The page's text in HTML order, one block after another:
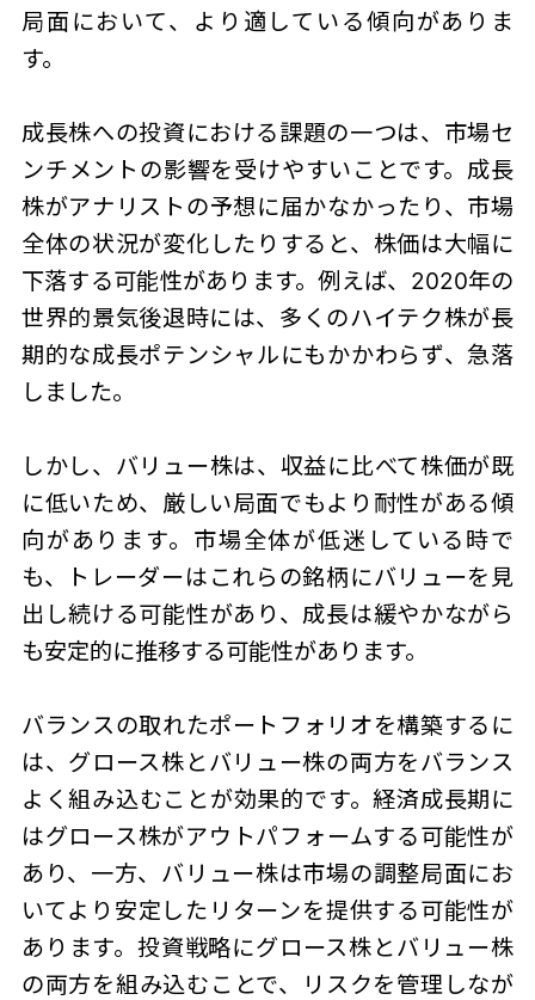
局面において、より適している傾向がありま
す。
成長株への投資における課題の一つは、市場セ
ンチメントの影響を受けやすいことです。成長
株がアナリストの予想に届かなかったり、市場
全体の状況が変化したりすると、株価は大幅に
下落する可能性があります。例えば、2020年の
世界的景気後退時には、多くのハイテク株が長
期的な成長ポテンシャルにもかかわらず、急落
しました。
しかし、バリュー株は、収益に比べて株価が既
に低いため、厳しい局面でもより耐性がある傾
向があります。市場全体が低迷している時で
も、トレーダーはこれらの銘柄にバリューを見
出し続ける可能性があり、成長は緩やかながら
も安定的に推移する可能性があります。
バランスの取れたポートフォリオを構築するに
は、グロース株とバリュー株の両方をバランス
よく組み込むことが効果的です。経済成長期に
はグロース株がアウトパフォームする可能性が
あり、一方、バリュー株は市場の調整局面にお
いてより安定したリターンを提供する可能性が
あります。投資戦略にグロース株とバリュー株
の両方を組み込むことで、リスクを管理しなが